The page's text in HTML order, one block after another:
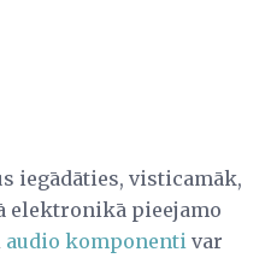
iegādāties, visticamāk,
elektronikā pieejamo
audio komponenti var